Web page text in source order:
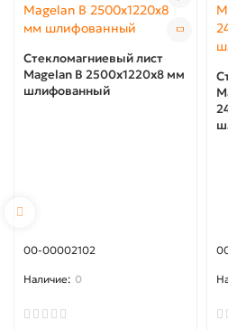
Стекломагниевый лист
Magelan В 2500х1220х8 мм
шлифованный
00-00002102
0